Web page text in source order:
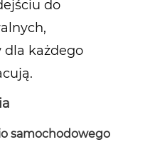
do
każdego
samochodowego